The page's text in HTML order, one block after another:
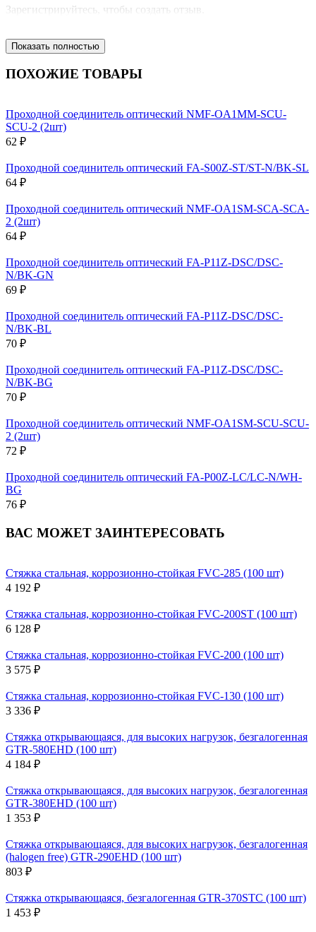
Зарегистрируйтесь, чтобы создать отзыв.
Показать полностью
ПОХОЖИЕ ТОВАРЫ
Проходной соединитель оптический NMF-OA1MM-SCU-
SCU-2 (2шт)
62 ₽
Проходной соединитель оптический FA-S00Z-ST/ST-N/BK-SL
64 ₽
Проходной соединитель оптический NMF-OA1SM-SCA-SCA-
2 (2шт)
64 ₽
Проходной соединитель оптический FA-P11Z-DSC/DSC-
N/BK-GN
69 ₽
Проходной соединитель оптический FA-P11Z-DSC/DSC-
N/BK-BL
70 ₽
Проходной соединитель оптический FA-P11Z-DSC/DSC-
N/BK-BG
70 ₽
Проходной соединитель оптический NMF-OA1SM-SCU-SCU-
2 (2шт)
72 ₽
Проходной соединитель оптический FA-P00Z-LC/LC-N/WH-
BG
76 ₽
ВАС МОЖЕТ ЗАИНТЕРЕСОВАТЬ
Стяжка стальная, коррозионно-стойкая FVC-285 (100 шт)
4 192 ₽
Стяжка стальная, коррозионно-стойкая FVC-200ST (100 шт)
6 128 ₽
Стяжка стальная, коррозионно-стойкая FVC-200 (100 шт)
3 575 ₽
Стяжка стальная, коррозионно-стойкая FVC-130 (100 шт)
3 336 ₽
Стяжка открывающаяся, для высоких нагрузок, безгалогенная
GTR-580EHD (100 шт)
4 184 ₽
Стяжка открывающаяся, для высоких нагрузок, безгалогенная
GTR-380EHD (100 шт)
1 353 ₽
Стяжка открывающаяся, для высоких нагрузок, безгалогенная
(halogen free) GTR-290EHD (100 шт)
803 ₽
Стяжка открывающаяся, безгалогенная GTR-370STC (100 шт)
1 453 ₽